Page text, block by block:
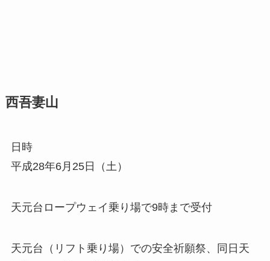
西吾妻山
日時
平成28年6月25日（土）
天元台ロープウェイ乗り場で9時まで受付
天元台（リフト乗り場）での安全祈願祭、同日天